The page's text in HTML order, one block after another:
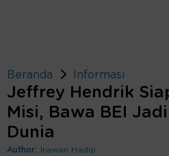
Beranda Informasi
Jeffrey Hendrik
Misi, Bawa BEI
Dunia
Author: Irawan Hadip